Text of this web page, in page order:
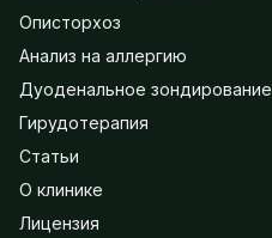
Описторхоз
Анализ на аллергию
Дуоденальное зондирование
Гирудотерапия
Статьи
О клинике
Лицензия